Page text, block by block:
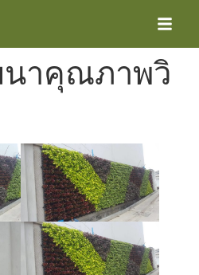
าแรก
ตภัณฑ์
การต่าง
าคุณภาพวิ